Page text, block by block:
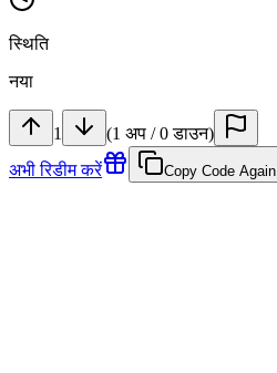
स्थिति
नया
1 (1 अप /0 डाउन)
अभी रिडीम करें
Copy Code Again